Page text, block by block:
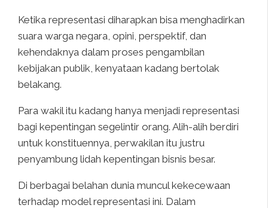
Ketika representasi diharapkan bisa menghadirkan
suara warga negara, opini, perspektif, dan
kehendaknya dalam proses pengambilan
kebijakan publik, kenyataan kadang bertolak
belakang.
Para wakil itu kadang hanya menjadi representasi
bagi kepentingan segelintir orang. Alih-alih berdiri
untuk konstituennya, perwakilan itu justru
penyambung lidah kepentingan bisnis besar.
Di berbagai belahan dunia muncul kekecewaan
terhadap model representasi ini. Dalam